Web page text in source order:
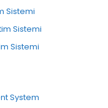
Sistemi
Sistemi
Sistemi
System